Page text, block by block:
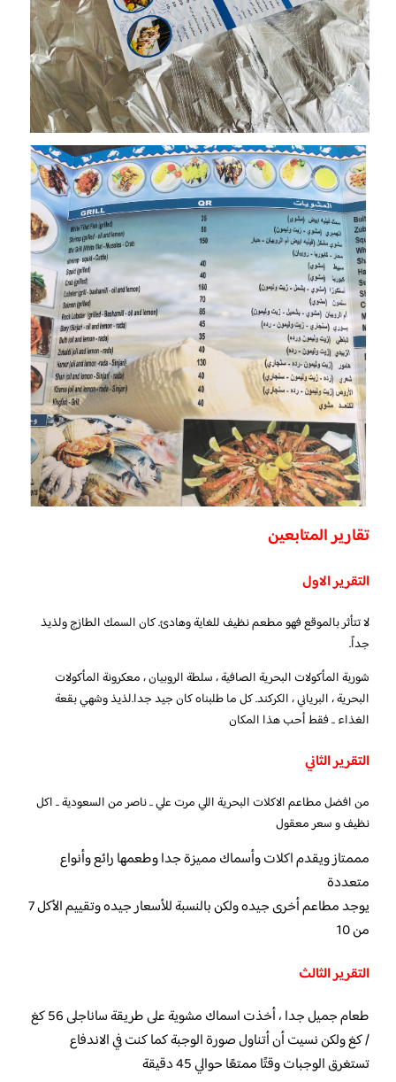
تقارير المتابعين
التقرير الاول
لا تتأثر بالموقع فهو مطعم نظيف للغاية وهادئ. كان السمك الطازج ولذيذ
جداً.
شوربة المأكولات البحرية الصافية ، سلطة الروبيان ، معكرونة المأكولات
البحرية ، البرياني ، الكركند. كل ما طلبناه كان جيد جدا.لذيذ وشهي بقعة
الغذاء .. فقط أحب هذا المكان
التقرير الثاني
من افضل مطاعم الاكلات البحرية اللي مرت علي .. ناصر من السعودية .. اكل
نظيف و سعر معقول
مممتاز ويقدم اكلات وأسماك مميزة جدا وطعمها رائع وأنواع
متعددة
يوجد مطاعم أخرى جيده ولكن بالنسبة للأسعار جيده وتقييم الأكل 7
من 10
التقرير الثالث
طعام جميل جدا ، أخذت اسماك مشوية على طريقة ساناجلى 56 كغ
/ كغ ولكن نسيت أن أتناول صورة الوجبة كما كنت في الاندفاع
تستغرق الوجبات وقتًا ممتعًا حوالي 45 دقيقة